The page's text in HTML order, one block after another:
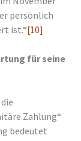
persönlich
ist.“[10]
für seine
Zahlung“
bedeutet